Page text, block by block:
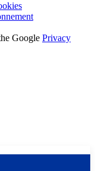
Google Privacy